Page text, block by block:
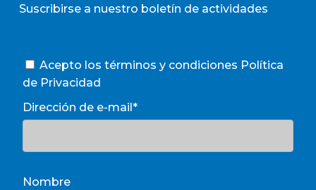
Suscribirse a nuestro boletín de actividades
Acepto los términos y condiciones Política
de Privacidad
Dirección de e-mail*
Nombre